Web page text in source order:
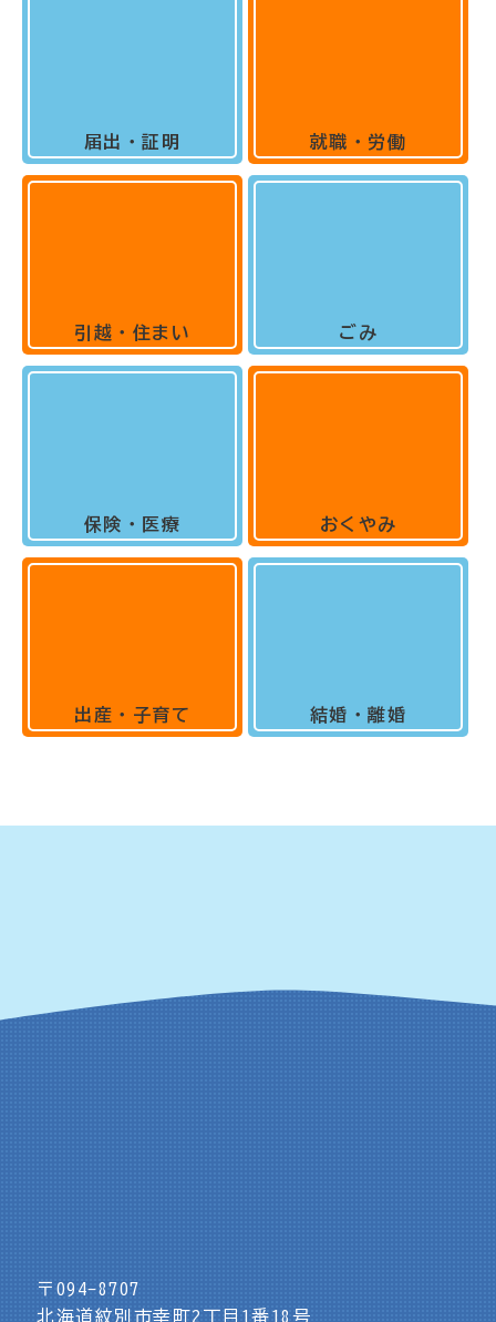
届出・証明
引越・住まい
保険・医療
出産・子育て
就職・労働
ごみ
おくやみ
結婚・離婚
〒094-8707
北海道紋別市幸町2丁目1番18号